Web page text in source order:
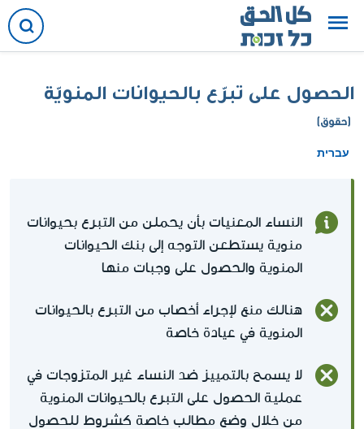
الحصول على تبرّع بالحيوانات المنويّة
(حقوق)
עברית
النساء المعنيات بأن يحملن من التبرع بحيوانات
منوية يستطعن التوجه إلى بنك الحيوانات
المنوية والحصول على وجبات منها
هنالك منع لإجراء أخصاب من التبرع بالحيوانات
المنوية في عيادة خاصة
لا يسمح بالتمييز ضد النساء غير المتزوجات في
عملية الحصول على التبرع بالحيوانات المنوية
من خلال وضع مطالب خاصة كشروط للحصول